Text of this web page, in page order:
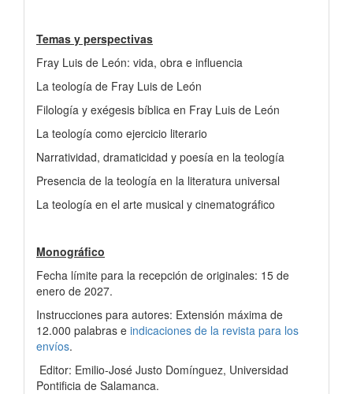
Temas y perspectivas
Fray Luis de León: vida, obra e influencia
La teología de Fray Luis de León
Filología y exégesis bíblica en Fray Luis de León
La teología como ejercicio literario
Narratividad, dramaticidad y poesía en la teología
Presencia de la teología en la literatura universal
La teología en el arte musical y cinematográfico
Monográfico
Fecha límite para la recepción de originales: 15 de
enero de 2027.
Instrucciones para autores: Extensión máxima de
12.000 palabras e indicaciones de la revista para los
envíos.
Editor: Emilio-José Justo Domínguez, Universidad
Pontificia de Salamanca.